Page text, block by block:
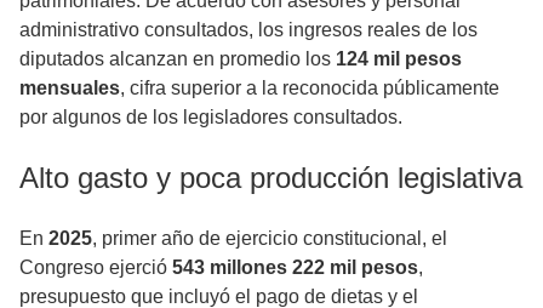
administrativo consultados, los ingresos reales de los
diputados alcanzan en promedio los 124 mil pesos
mensuales, cifra superior a la reconocida públicamente
por algunos de los legisladores consultados.
Alto gasto y poca producción legislativa
En 2025, primer año de ejercicio constitucional, el
Congreso ejerció 543 millones 222 mil pesos,
presupuesto que incluyó el pago de dietas y el